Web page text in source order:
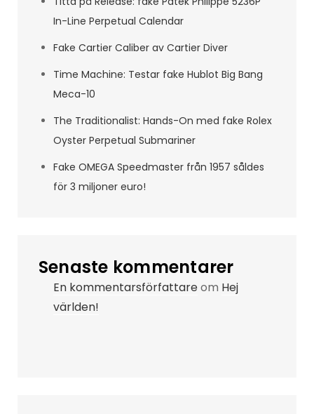
In-Line Perpetual Calendar
Fake Cartier Caliber av Cartier Diver
Time Machine: Testar fake Hublot Big Bang
Meca-10
The Traditionalist: Hands-On med fake Rolex
Oyster Perpetual Submariner
Fake OMEGA Speedmaster från 1957 såldes
för 3 miljoner euro!
Senaste kommentarer
En kommentarsförfattareom Hej
världen!